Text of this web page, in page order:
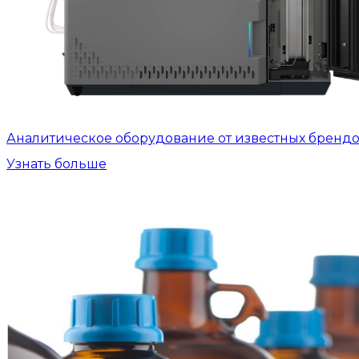
Аналитическое оборудование от известных
Узнать больше